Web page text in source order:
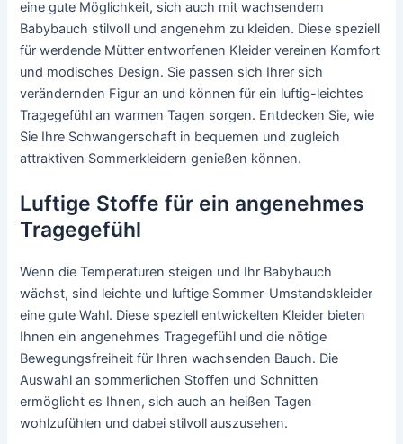
eine gute Möglichkeit, sich auch mit wachsendem
Babybauch stilvoll und angenehm zu kleiden. Diese speziell
für werdende Mütter entworfenen Kleider vereinen Komfort
und modisches Design. Sie passen sich Ihrer sich
verändernden Figur an und können für ein luftig-leichtes
Tragegefühl an warmen Tagen sorgen. Entdecken Sie, wie
Sie Ihre Schwangerschaft in bequemen und zugleich
attraktiven Sommerkleidern genießen können.
Luftige Stoffe für ein angenehmes
Tragegefühl
Wenn die Temperaturen steigen und Ihr Babybauch
wächst, sind leichte und luftige Sommer-Umstandskleider
eine gute Wahl. Diese speziell entwickelten Kleider bieten
Ihnen ein angenehmes Tragegefühl und die nötige
Bewegungsfreiheit für Ihren wachsenden Bauch. Die
Auswahl an sommerlichen Stoffen und Schnitten
ermöglicht es Ihnen, sich auch an heißen Tagen
wohlzufühlen und dabei stilvoll auszusehen.